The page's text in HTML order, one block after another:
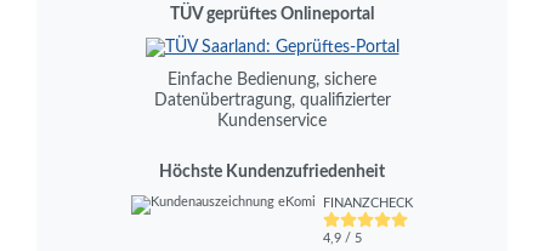
TÜV geprüftes Onlineportal
Einfache Bedienung, sichere
Datenübertragung, qualifizierter
Kundenservice
Höchste Kundenzufriedenheit
FINANZCHECK
4,9 / 5